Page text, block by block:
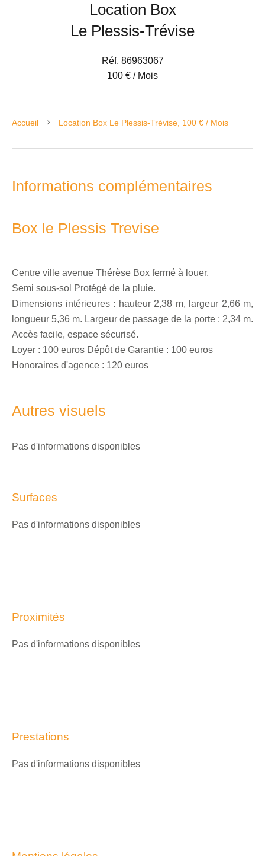
Location Box
Le Plessis-Trévise
Réf. 86963067
100 € / Mois
Accueil Location Box Le Plessis-Trévise, 100 € / Mois
Informations complémentaires
Box le Plessis Trevise
Centre ville avenue Thérèse Box fermé à louer.
Semi sous-sol Protégé de la pluie.
Dimensions intérieures : hauteur 2,38 m, largeur 2,66 m,
longueur 5,36 m. Largeur de passage de la porte : 2,34 m.
Accès facile, espace sécurisé.
Loyer : 100 euros Dépôt de Garantie : 100 euros
Honoraires d'agence : 120 euros
Autres visuels
Pas d'informations disponibles
Surfaces
Pas d'informations disponibles
Proximités
Pas d'informations disponibles
Prestations
Pas d'informations disponibles